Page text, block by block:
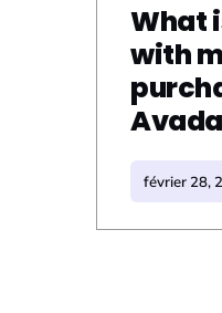
What
with
février 28,